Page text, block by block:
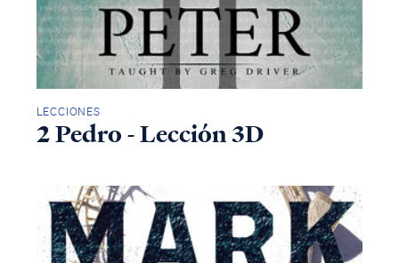
LECCIONES
2 Pedro - Lección 3D